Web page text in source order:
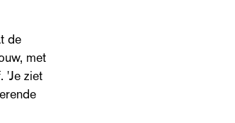
de
met
'Je ziet